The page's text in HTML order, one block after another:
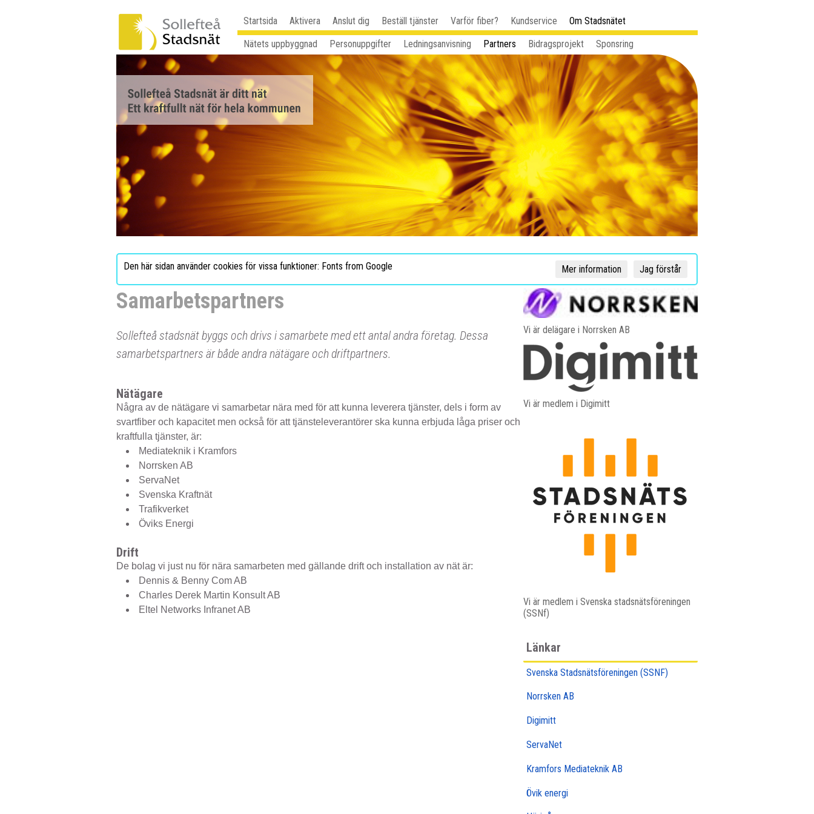
Startsida Aktivera Anslut dig Beställ tjänster Varför fiber? Kundservice
Om Stadsnätet
Nätets uppbyggnad
Personuppgifter Ledningsanvisning Partners Bidragsprojekt Sponsring
Den här sidan använder cookies för vissa funktioner: Fonts from Google Jag förstår
Mer information
Samarbetspartners
Sollefteå stadsnät byggs och drivs i samarbete med ett antal andra företag. Dessa
samarbetspartners är både andra nätägare och driftpartners.
Nätägare
Några av de nätägare vi samarbetar nära med för att kunna leverera tjänster, dels i form av
svartfiber och kapacitet men också för att tjänsteleverantörer ska kunna erbjuda låga priser och
kraftfulla tjänster, är:
Mediateknik i Kramfors
Norrsken AB
ServaNet
Svenska Kraftnät
Trafikverket
Öviks Energi
Drift
De bolag vi just nu för nära samarbeten med gällande drift och installation av nät är:
Dennis & Benny Com AB
Charles Derek Martin Konsult AB
Eltel Networks Infranet AB
Vi är delägare i Norrsken AB
Vi är medlem i Digimitt
Vi är medlem i Svenska stadsnätsföreningen
(SSNf)
Länkar
Svenska Stadsnätsföreningen (SSNF)
Norrsken AB
Digimitt
ServaNet
Kramfors Mediateknik AB
Övik energi